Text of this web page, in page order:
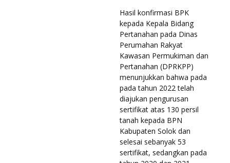
Hasil konfirmasi BPK
kepada Kepala Bidang
Pertanahan pada Dinas
Perumahan Rakyat
Kawasan Permukiman dan
Pertanahan (DPRKPP)
menunjukkan bahwa pada
pada tahun 2022 telah
diajukan pengurusan
sertifikat atas 130 persil
tanah kepada BPN
Kabupaten Solok dan
selesai sebanyak 53
sertifikat, sedangkan pada